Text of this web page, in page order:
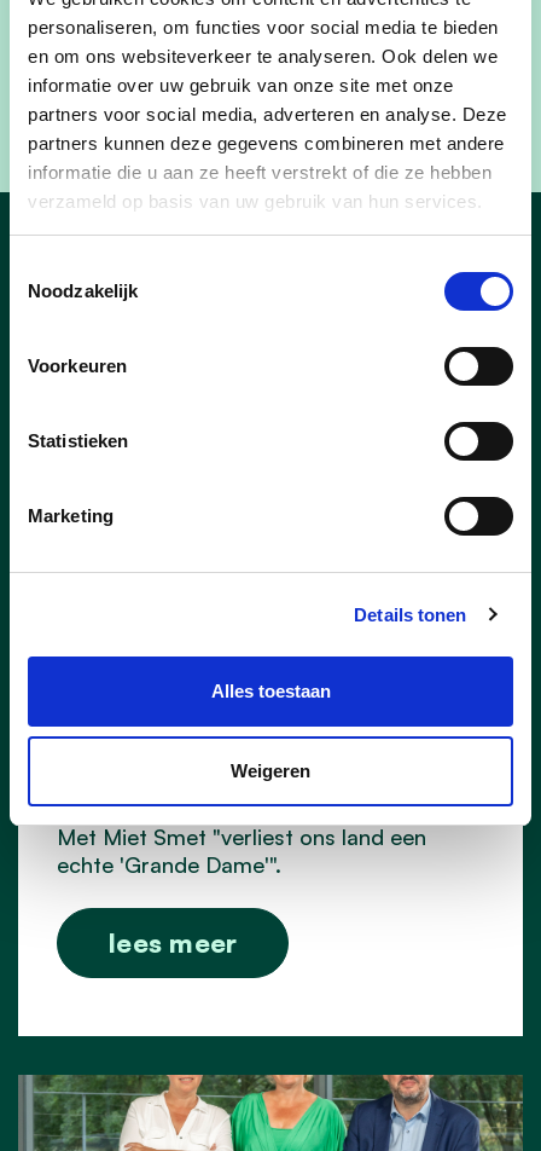
personaliseren, om functies voor social media te bieden
en om ons websiteverkeer te analyseren. Ook delen we
informatie over uw gebruik van onze site met onze
partners voor social media, adverteren en analyse. Deze
partners kunnen deze gegevens combineren met andere
informatie die u aan ze heeft verstrekt of die ze hebben
verzameld op basis van uw gebruik van hun services.
Noodzakelijk
Voorkeuren
Statistieken
Marketing
Details tonen
Alles toestaan
Weigeren
2025, zoals in de planning voorzien.”
Copyright afbeelding: Agentschap Wegen en
Verkeer
Nieuws
Smet overleden
Met Miet Smet "verliest ons land een
echte 'Grande Dame'".
lees meer